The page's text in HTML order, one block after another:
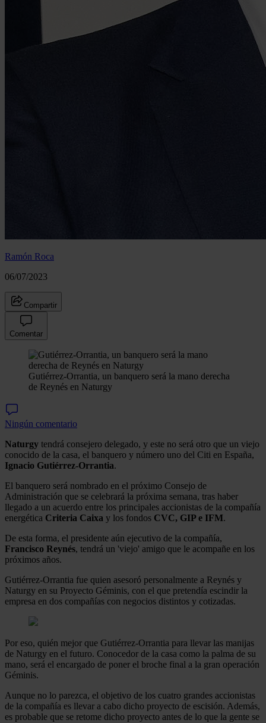
Ramón Roca
06/07/2023
Compartir
Comentar
Gutiérrez-Orrantia, un banquero será la mano derecha
de Reynés en Naturgy
Ningún comentario
Naturgy tendrá consejero delegado, y este no será otro que un viejo
conocido de la casa, el banquero y número uno del Citi en España,
Ignacio Gutiérrez-Orrantia.
El banquero será nombrado en el próximo Consejo de
Administración que se celebrará la próxima semana, tras haber
llegado a un acuerdo entre los principales accionistas de la compañía
energética Criteria Caixa y los fondos CVC, GIP e IFM.
De esta forma, el presidente aún ejecutivo de la compañía,
Francisco Reynés, tendrá un 'viejo' amigo que le acompañe en los
próximos años.
Gutiérrez-Orrantia fue quien asesoró personalmente a Reynés y
Naturgy en su Proyecto Géminis, con el que pretendía escindir la
empresa en dos compañías con negocios distintos y cotizadas.
Por eso, quién mejor que Gutiérrez-Orrantia para llevar las manijas
de Naturgy en el futuro. Conocedor de la casa como la palma de su
mano, será el encargado de poner el broche final a la gran operación
Géminis.
Aunque no lo parezca, el objetivo de los cuatro grandes accionistas
de la compañía es llevar a cabo dicho proyecto de escisión. Además,
es probable que se retome dicho proyecto antes de lo que la gente se